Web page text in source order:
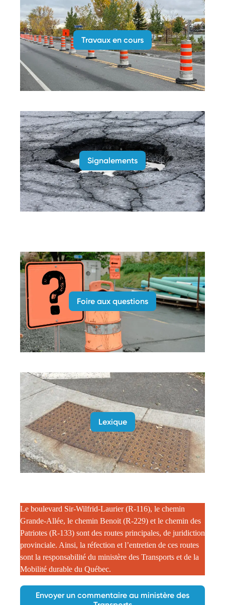
Travaux en cours
Signalements
Foire aux questions
Lexique
Le boulevard Sir-Wilfrid-Laurier (R-116), le chemin
Grande-Allée, le chemin Benoit (R-229) et le chemin des
Patriotes (R-133) sont des routes principales, de juridiction
provinciale. Ainsi, la réfection et l’entretien de ces routes
sont la responsabilité du ministère des Transports et de la
Mobilité durable du Québec.
Envoyer un commentaire au ministère des